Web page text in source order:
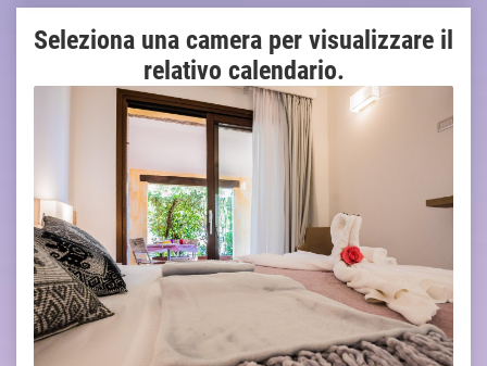
Seleziona una camera per visualizzare il
relativo calendario.